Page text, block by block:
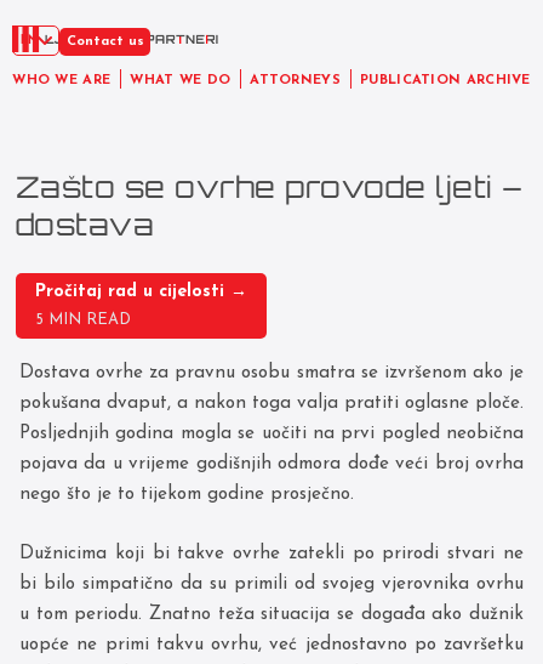
WHO WE ARE WHAT WE DO ATTORNEYS PUBLICATION ARCHIVE
EN Contact us
Zašto se ovrhe provode ljeti –
dostava
Pročitaj rad u cijelosti →
5 MIN READ
Dostava ovrhe za pravnu osobu smatra se izvršenom ako je
pokušana dvaput, a nakon toga valja pratiti oglasne ploče.
Posljednjih godina mogla se uočiti na prvi pogled neobična
pojava da u vrijeme godišnjih odmora dođe veći broj ovrha
nego što je to tijekom godine prosječno.
Dužnicima koji bi takve ovrhe zatekli po prirodi stvari ne
bi bilo simpatično da su primili od svojeg vjerovnika ovrhu
u tom periodu. Znatno teža situacija se događa ako dužnik
uopće ne primi takvu ovrhu, već jednostavno po završetku